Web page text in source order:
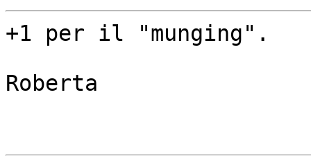
+1 per il "munging".
Roberta